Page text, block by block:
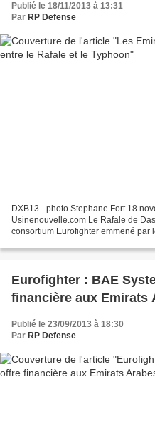
Publié le 18/11/2013 à 13:31
Par RP Defense
DXB13 - photo Stephane Fort 18
Usinenouvelle.com Le Rafale de
consortium Eurofighter emmené par
Eurofighter : BAE
financière aux Emirats
Publié le 23/09/2013 à 18:30
Par RP Defense